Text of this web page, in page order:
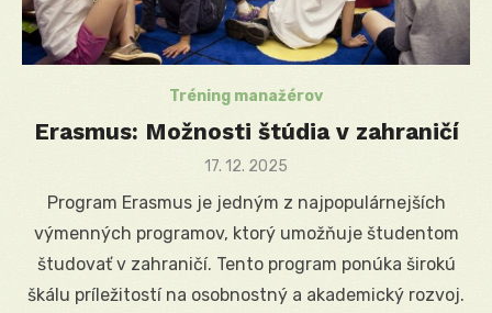
Tréning manažérov
Erasmus: Možnosti štúdia v zahraničí
Posted
17. 12. 2025
Program Erasmus je jedným z najpopulárnejších
výmenných programov, ktorý umožňuje študentom
študovať v zahraničí. Tento program ponúka širokú
škálu príležitostí na osobnostný a akademický rozvoj.